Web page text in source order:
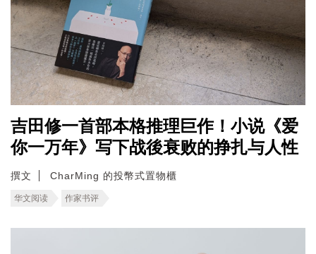
吉田修一首部本格推理巨作！小说《爱
你一万年》写下战後衰败的挣扎与人性
撰文 CharMing 的投幣式置物櫃
华文阅读 作家书评